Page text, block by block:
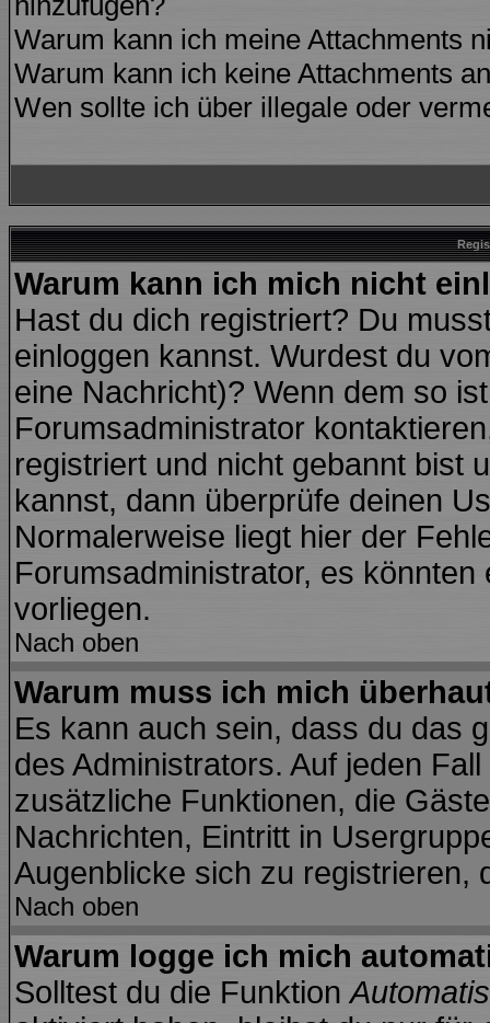
Warum kann ich meine Attachments
Warum kann ich keine Attachments
Wen sollte ich über illegale oder
Warum kann ich mich nicht
Hast du dich registriert? Du
einloggen kannst. Wurdest du
eine Nachricht)? Wenn dem so
Forumsadministrator
registriert und nicht gebannt bist
kannst, dann überprüfe deinen
Normalerweise liegt hier der
Forumsadministrator, es
vorliegen.
Nach oben
Warum muss ich mich
Es kann auch sein, dass du das
des Administrators. Auf jeden
zusätzliche Funktionen, die
Nachrichten, Eintritt in
Augenblicke sich zu registrieren,
Nach oben
Warum logge ich mich
Solltest du die Funktion